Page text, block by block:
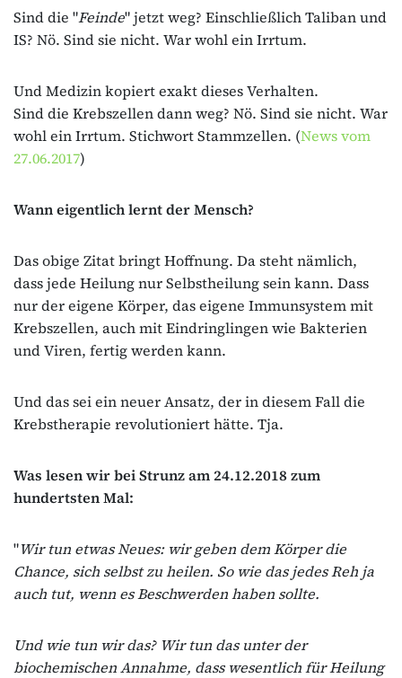
Sind die "Feinde" jetzt weg? Einschließlich Taliban und
IS? Nö. Sind sie nicht. War wohl ein Irrtum.
Und Medizin kopiert exakt dieses Verhalten.
Sind die Krebszellen dann weg? Nö. Sind sie nicht. War
wohl ein Irrtum. Stichwort Stammzellen. (News vom
27.06.2017)
Wann eigentlich lernt der Mensch?
Das obige Zitat bringt Hoffnung. Da steht nämlich,
dass jede Heilung nur Selbstheilung sein kann. Dass
nur der eigene Körper, das eigene Immunsystem mit
Krebszellen, auch mit Eindringlingen wie Bakterien
und Viren, fertig werden kann.
Und das sei ein neuer Ansatz, der in diesem Fall die
Krebstherapie revolutioniert hätte. Tja.
Was lesen wir bei Strunz am 24.12.2018 zum
hundertsten Mal:
"Wir tun etwas Neues: wir geben dem Körper die
Chance, sich selbst zu heilen. So wie das jedes Reh ja
auch tut, wenn es Beschwerden haben sollte.
Und wie tun wir das? Wir tun das unter der
biochemischen Annahme, dass wesentlich für Heilung